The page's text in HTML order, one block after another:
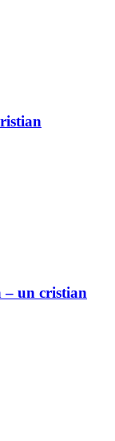
– un cristian